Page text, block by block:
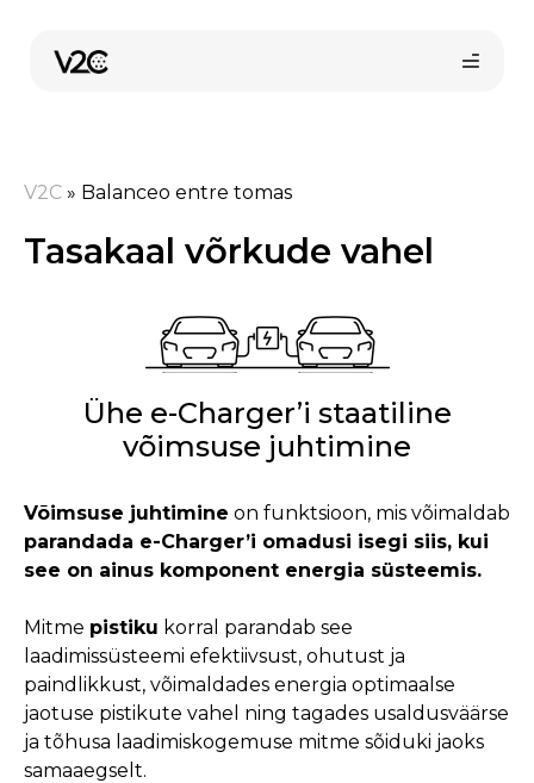
content
V2C » Balanceo entre tomas
Tasakaal võrkude vahel
Ühe e-Charger’i staatiline
võimsuse juhtimine
Võimsuse juhtimine on funktsioon, mis võimaldab
parandada e-Charger’i omadusi isegi siis, kui
see on ainus komponent energia süsteemis.
Mitme pistiku korral parandab see
laadimissüsteemi efektiivsust, ohutust ja
paindlikkust, võimaldades energia optimaalse
jaotuse pistikute vahel ning tagades usaldusväärse
ja tõhusa laadimiskogemuse mitme sõiduki jaoks
samaaegselt.